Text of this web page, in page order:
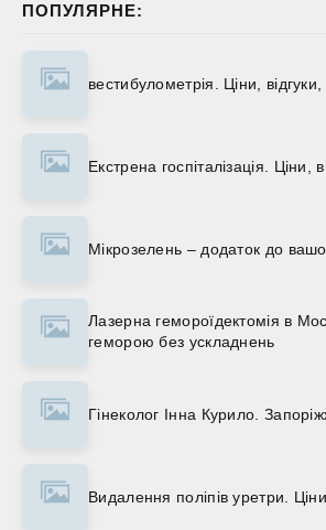
ПОПУЛЯРНЕ:
вестибулометрія. Ціни,
Екстрена госпіталізація. Ціни,
Мікрозелень – додаток до
Лазерна гемороїдектомія в
геморою без ускладнень
Гінеколог Інна Курило.
Видалення поліпів уретри.